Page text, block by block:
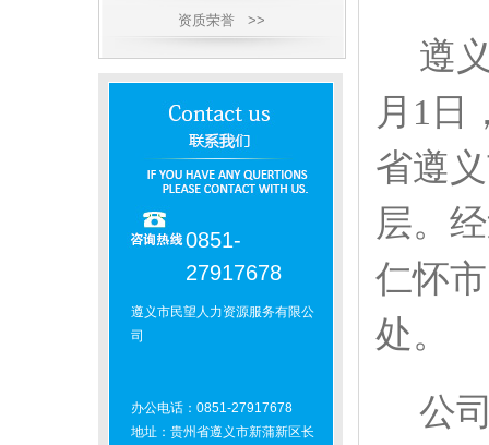
资质荣誉 >>
0851-
27917678
遵义市民望人力资源服务有限公
司
办公电话：0851-27917678
地址：贵州省遵义市新蒲新区长
遵
月1日
省遵
层。
仁怀
处。
公